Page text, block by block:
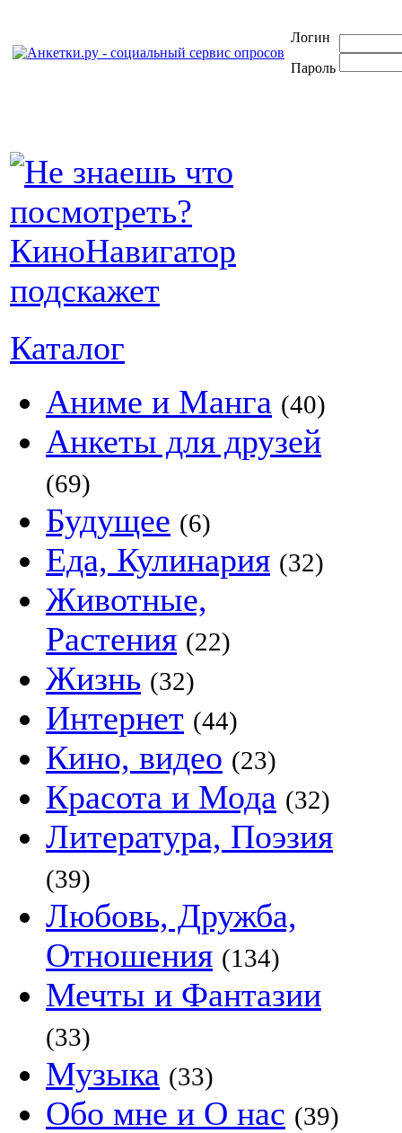
Логин
Пароль
Каталог
Аниме и Манга (40)
Анкеты для друзей
(69)
Будущее (6)
Еда, Кулинария (32)
Животные,
Растения (22)
Жизнь (32)
Интернет (44)
Кино, видео (23)
Красота и Мода (32)
Литература, Поэзия
(39)
Любовь, Дружба,
Отношения (134)
Мечты и Фантазии
(33)
Музыка (33)
Обо мне и О нас (39)